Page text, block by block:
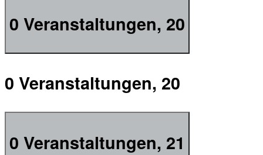
0 Veranstaltungen, 20
0 Veranstaltungen, 20
0 Veranstaltungen, 21